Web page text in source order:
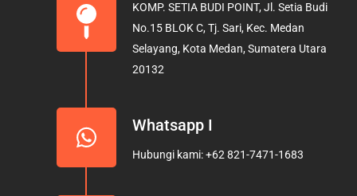
o
o
k
g
r
a
b
e
KOMP. SETIA BUDI POINT, Jl. Setia Budi
No.15 BLOK C, Tj. Sari, Kec. Medan
Selayang, Kota Medan, Sumatera Utara
20132
Whatsapp I
Hubungi kami: +62 821-7471-1683